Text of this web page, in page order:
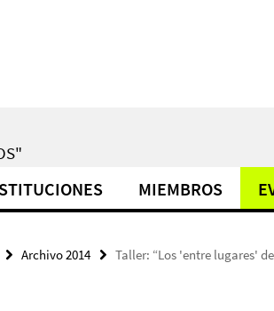
MIEMBROS
Archivo 2014
Taller: “Los 'entre lugares'